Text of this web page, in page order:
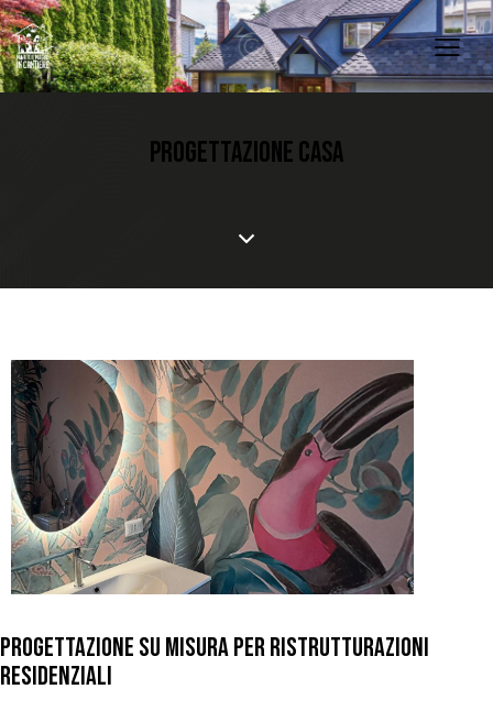
PROGETTAZIONE CASA
PROGETTAZIONE SU MISURA PER RISTRUTTURAZIONI
RESIDENZIALI